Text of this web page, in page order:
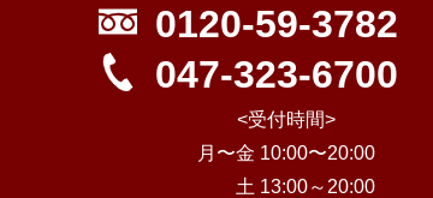
0120-59-3782
047-323-6700
<受付時間>
月〜金 10:00〜20:00
土 13:00～20:00